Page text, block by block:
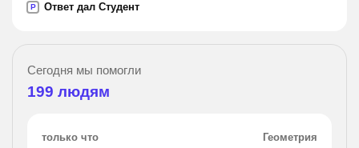
P Ответ дал Студент
Сегодня мы помогли
199 людям
только что Геометрия